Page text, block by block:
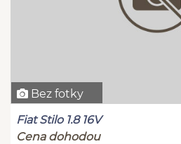
Bez fotky
Fiat Stilo 1.8 16V
Cena dohodou